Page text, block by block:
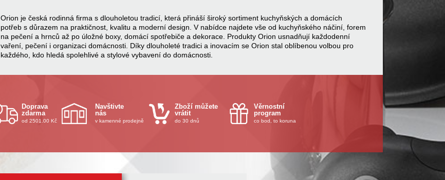
Orion je česká rodinná firma s dlouholetou tradicí, která přináší široký sortiment kuchyňských a domácích
potřeb s důrazem na praktičnost, kvalitu a moderní design. V nabídce najdete vše od kuchyňského náčiní, forem
na pečení a hrnců až po úložné boxy, domácí spotřebiče a dekorace. Produkty Orion usnadňují každodenní
vaření, pečení i organizaci domácnosti. Díky dlouholeté tradici a inovacím se Orion stal oblíbenou volbou pro
každého, kdo hledá spolehlivé a stylové vybavení do domácnosti.
Doprava
zdarma
od 2501.00 Kč
Navštivte
nás
v kamenné prodejně
Zboží můžete
vrátit
do 30 dnů
Věrnostní
program
co bod, to koruna